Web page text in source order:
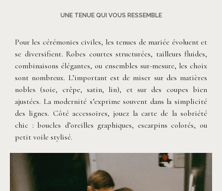
UNE TENUE QUI VOUS RESSEMBLE
Pour les cérémonies civiles, les tenues de mariée évoluent et
se diversifient. Robes courtes structurées, tailleurs fluides,
combinaisons élégantes, ou ensembles sur-mesure, les choix
sont nombreux. L’important est de miser sur des matières
nobles (soie, crêpe, satin, lin), et sur des coupes bien
ajustées. La modernité s’exprime souvent dans la simplicité
des lignes. Côté accessoires, jouez la carte de la sobriété
chic : boucles d’oreilles graphiques, escarpins colorés, ou
petit voile stylisé.